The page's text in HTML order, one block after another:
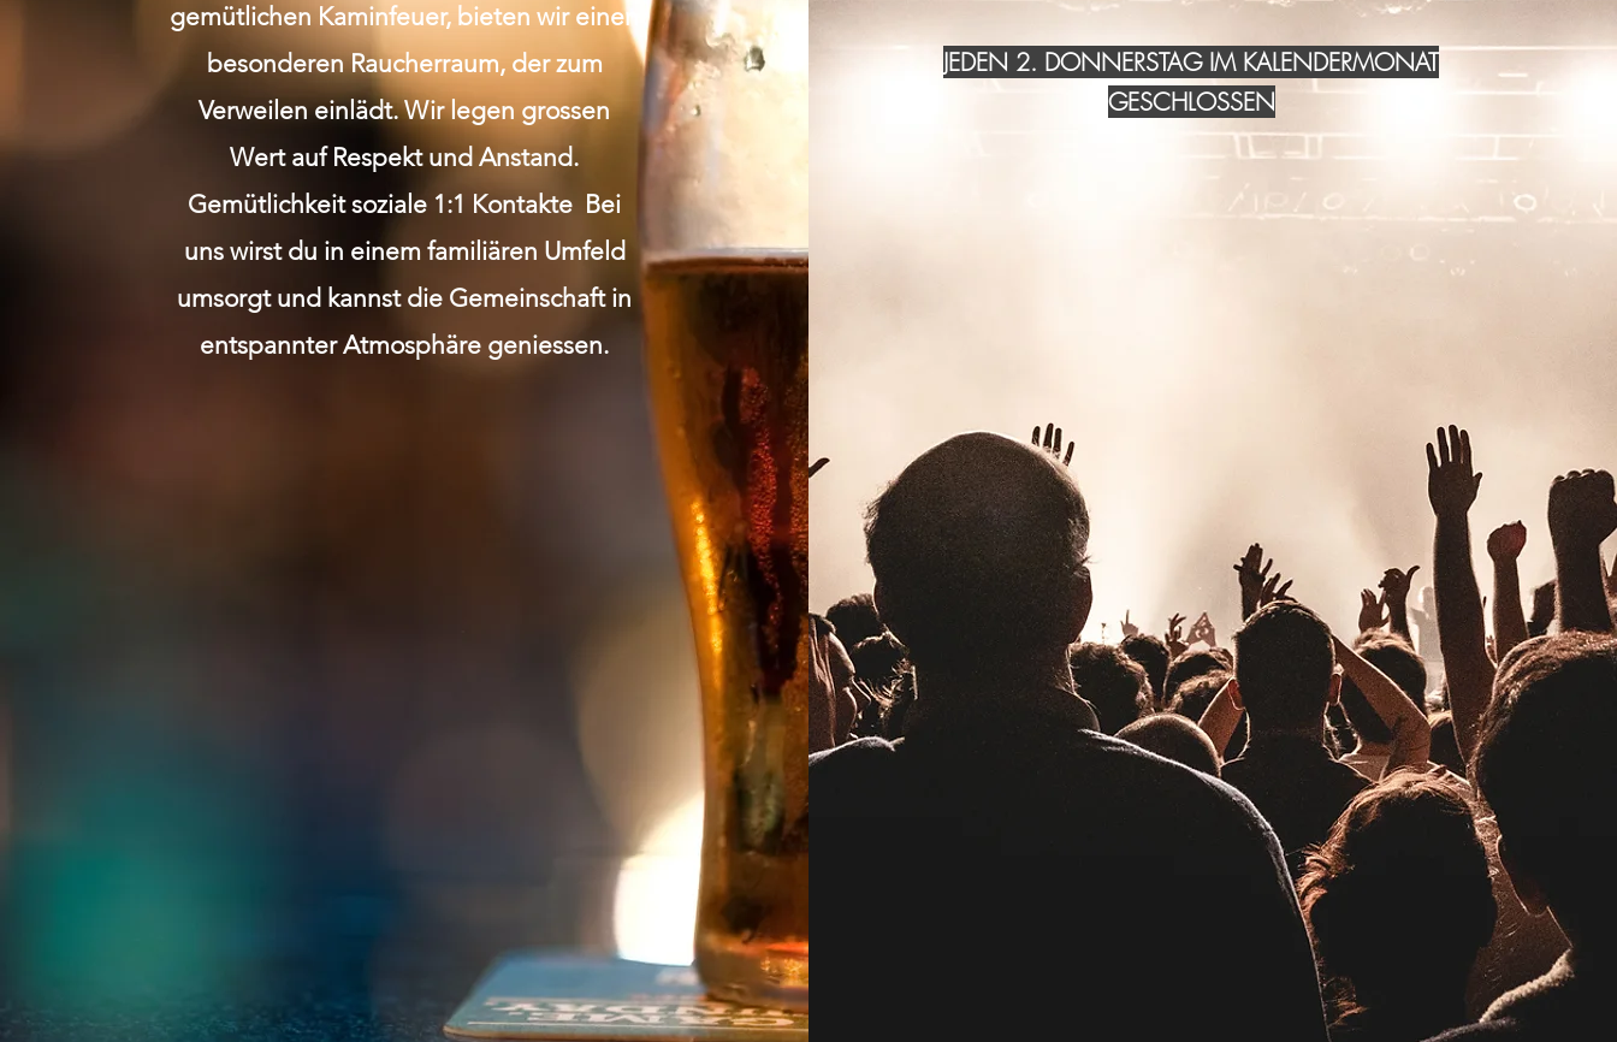
gemütlichen Kaminfeuer, bieten wir einen
besonderen Raucherraum, der zum
Verweilen einlädt. Wir legen grossen
Wert auf Respekt und Anstand.
Gemütlichkeit soziale 1:1 Kontakte Bei
uns wirst du in einem familiären Umfeld
umsorgt und kannst die Gemeinschaft in
entspannter Atmosphäre geniessen.
JEDEN 2. DONNERSTAG IM KALENDERMONAT
GESCHLOSSEN